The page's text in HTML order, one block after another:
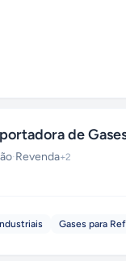
de
·Revenda+2
Gases para